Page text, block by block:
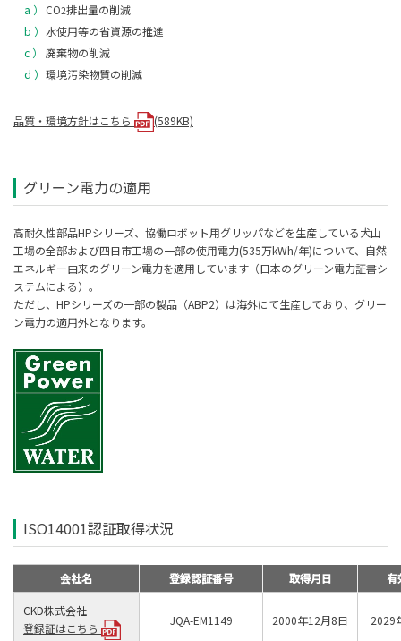
a ）
CO2排出量の削減
b ） 水使用等の省資源の推進
c ）
廃棄物の削減
d ） 環境汚染物質の削減
品質・環境方針はこちら (589KB)
グリーン電力の適用
高耐久性部品HPシリーズ、協働ロボット用グリッパなどを生産している犬山
工場の全部および四日市工場の一部の使用電力(535万kWh/年)について、自然
エネルギー由来のグリーン電力を適用しています（日本のグリーン電力証書シ
ステムによる）。
ただし、HPシリーズの一部の製品（ABP2）は海外にて生産しており、グリー
ン電力の適用外となります。
ISO14001認証取得状況
会社名 登録認証番号 取得月日 有
CKD株式会社
登録証はこちら
JQA-EM1149 2000年12月8日 2029